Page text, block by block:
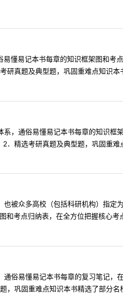
懂易记本书每章的知识框架图和考
研真题及典型题，巩固重难点知识本
，通俗易懂易记本书每章的知识框
．精选考研真题及典型题，巩固重难
被众多高校（包括科研机构）指定
和考点归纳表，在全方位把握核心考
俗易懂易记本书每章的复习笔记，
，巩固重难点知识本书精选了部分名